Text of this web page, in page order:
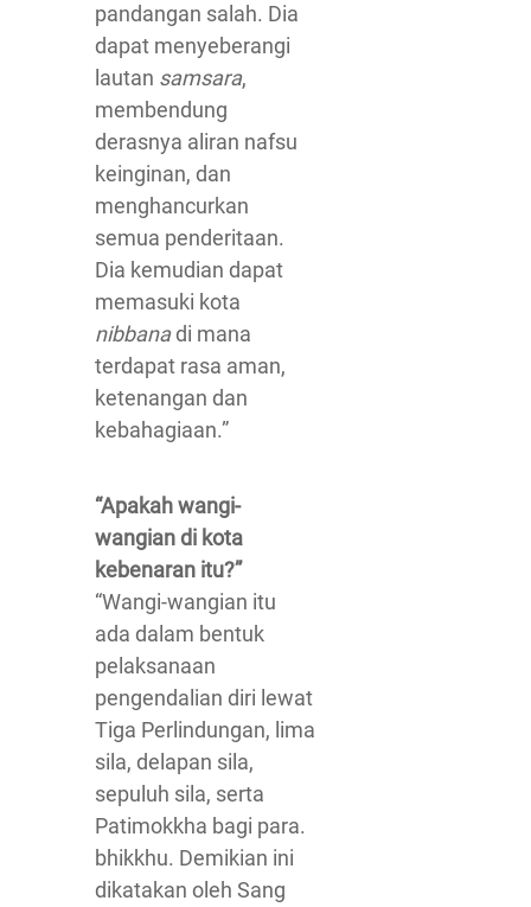
pandangan salah. Dia
dapat menyeberangi
lautan samsara,
membendung
derasnya aliran nafsu
keinginan, dan
menghancurkan
semua penderitaan.
Dia kemudian dapat
memasuki kota
nibbanadi mana
terdapat rasa aman,
ketenangan dan
kebahagiaan.”
“Apakah wangi-
wangian di kota
kebenaran itu?”
“Wangi-wangian itu
ada dalam bentuk
pelaksanaan
pengendalian diri lewat
Tiga Perlindungan, lima
sila, delapan sila,
sepuluh sila, serta
Patimokkha bagi para.
bhikkhu. Demikian ini
dikatakan oleh Sang